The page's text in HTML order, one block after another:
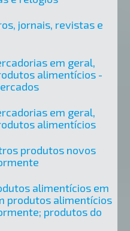
jornais, revistas e
em geral,
alimentícios -
em geral,
alimentícios
produtos novos
alimentícios em
produtos alimentícios
produtos do